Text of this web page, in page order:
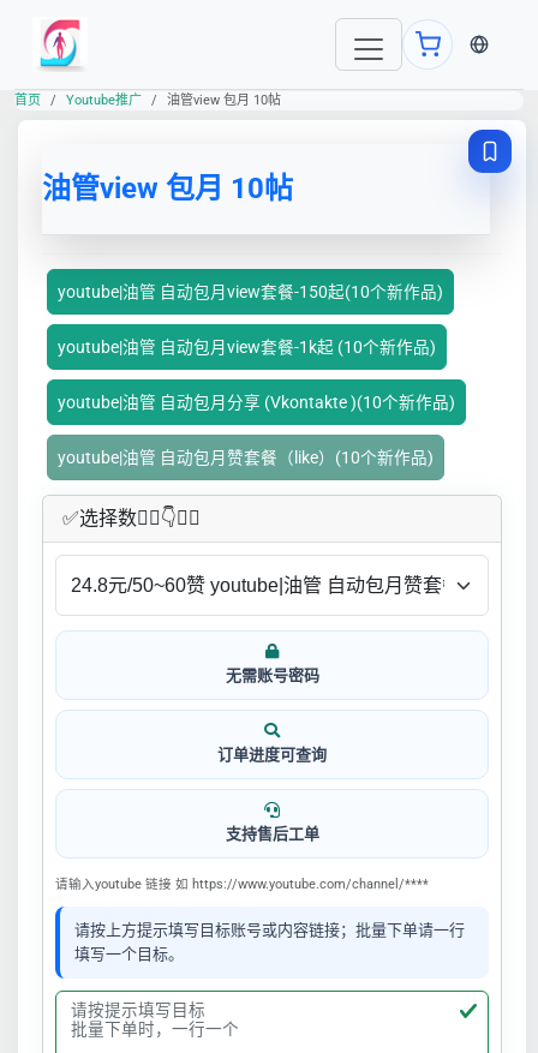
当前语
首页 Youtube推广 油管view 包月 10帖
油管view 包月 10帖
youtube|油管 自动包月view套餐-150起(10个新作品)
youtube|油管 自动包月view套餐-1k起 (10个新作品)
youtube|油管 自动包月分享 (Vkontakte )(10个新作品)
youtube|油管 自动包月赞套餐（like）(10个新作品)
✅​选择数👇🏻​​👇👇🏻​​
无需账号密码
订单进度可查询
支持售后工单
请输入youtube 链接 如 https://www.youtube.com/channel/****
请按上方提示填写目标账号或内容链接；批量下单请一行
填写一个目标。